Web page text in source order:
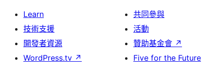
Learn
技術支援
開發者資源
WordPress.tv ↗
共同參與
活動
贊助基金會 ↗
Five for the Future